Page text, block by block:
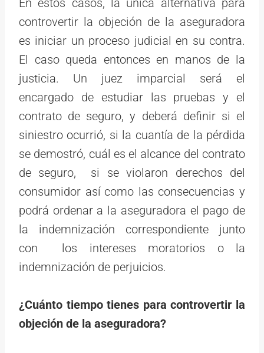
controvertir la objeción de la aseguradora
es iniciar un proceso judicial en su contra.
El caso queda entonces en manos de la
justicia. Un juez imparcial será el
encargado de estudiar las pruebas y el
contrato de seguro, y deberá definir si el
siniestro ocurrió, si la cuantía de la pérdida
se demostró, cuál es el alcance del contrato
de seguro, si se violaron derechos del
consumidor así como las consecuencias y
podrá ordenar a la aseguradora el pago de
la indemnización correspondiente junto
con los intereses moratorios o la
indemnización de perjuicios.
¿Cuánto tiempo tienes para controvertir la
objeción de la aseguradora?